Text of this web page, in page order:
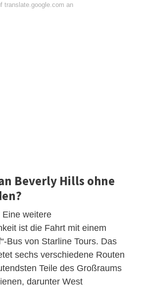
translate.google.com an
Beverly Hills ohne
weitere
ist die Fahrt mit einem
Bus von Starline Tours. Das
sechs verschiedene Routen
Teile des Großraums
darunter West